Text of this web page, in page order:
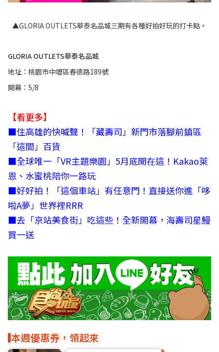
▲GLORIA OUTLETS華泰名品城三期有各種好拍好玩的打卡點。
GLORIA OUTLETS華泰名品城
地址：桃園市中壢區春德路189號
開幕：5/8
【看更多】
■住高雄的快喊聲！「藏壽司」新門市落腳前鎮區
「這間」百貨
■全球唯一「VR主題樂園」5月底開在這！Kakao萊
恩、水蜜桃陪你一路玩
■好好拍！「這個車站」有任意門！直接送你進「哆
啦A夢」世界裡RRR
■去「京站美食街」吃這些！全新開幕，海壽司星鰻
買一送
本週優惠券，領起來